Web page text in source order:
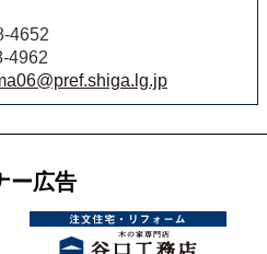
4652
4962
ー広告